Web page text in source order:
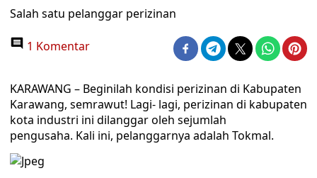
Salah satu pelanggar perizinan
1 Komentar
KARAWANG – Beginilah kondisi perizinan di Kabupaten
Karawang, semrawut! Lagi- lagi, perizinan di kabupaten
kota industri ini dilanggar oleh sejumlah
pengusaha. Kali ini, pelanggarnya adalah Tokmal.